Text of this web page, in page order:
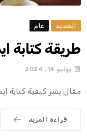
الجديد عام
طريقة كتابة
يوليو 14, 2024
مقال يشر كيفية كتابة
قراءة المزيد